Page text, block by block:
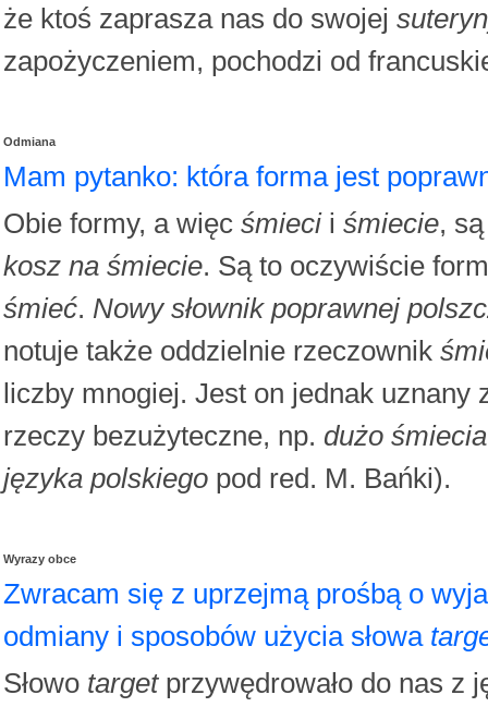
że ktoś zaprasza nas do swojej
zapożyczeniem, pochodzi od
Odmiana
Mam pytanko: która forma jest
Obie formy, a więc śmiecii śmiecie,
kosz na śmiecie. Są to oczywiście
śmieć. Nowy słownik poprawnej
notuje także oddzielnie rzeczownik
liczby mnogiej. Jest on jednak uznany
rzeczy bezużyteczne, np. dużo
języka polskiego pod red. M. Bańki).
Wyrazy obce
Zwracam się z uprzejmą prośbą o
odmiany i sposobów użycia słowa
Słowo targetprzywędrowało do nas z